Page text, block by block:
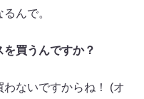
んで。
買うんですか？
ないですからね！ (オ